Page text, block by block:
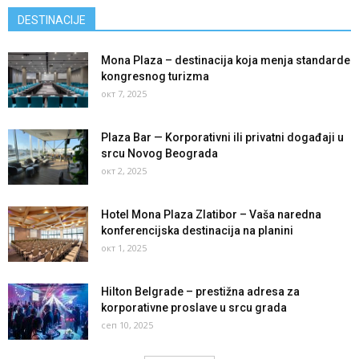
DESTINACIJE
Mona Plaza – destinacija koja menja standarde
kongresnog turizma
окт 7, 2025
Plaza Bar — Korporativni ili privatni događaji u
srcu Novog Beograda
окт 2, 2025
Hotel Mona Plaza Zlatibor – Vaša naredna
konferencijska destinacija na planini
окт 1, 2025
Hilton Belgrade – prestižna adresa za
korporativne proslave u srcu grada
сеп 10, 2025